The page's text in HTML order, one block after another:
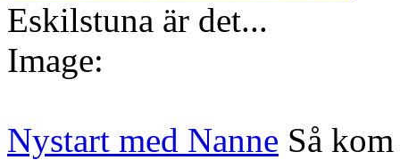
Eskilstuna är det...
Image:
Nystart med Nanne Så